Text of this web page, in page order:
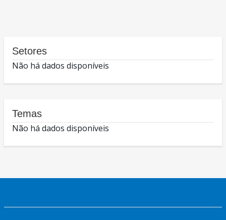
Setores
Não há dados disponíveis
Temas
Não há dados disponíveis